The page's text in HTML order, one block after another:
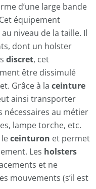
d’une large bande
équipement
niveau de la taille. Il
dont un holster
discret, cet
être dissimulé
Grâce à la ceinture
ainsi transporter
nécessaires au métier
lampe torche, etc.
ceinturon et permet
Les holsters
et ne
mouvements (s’il est